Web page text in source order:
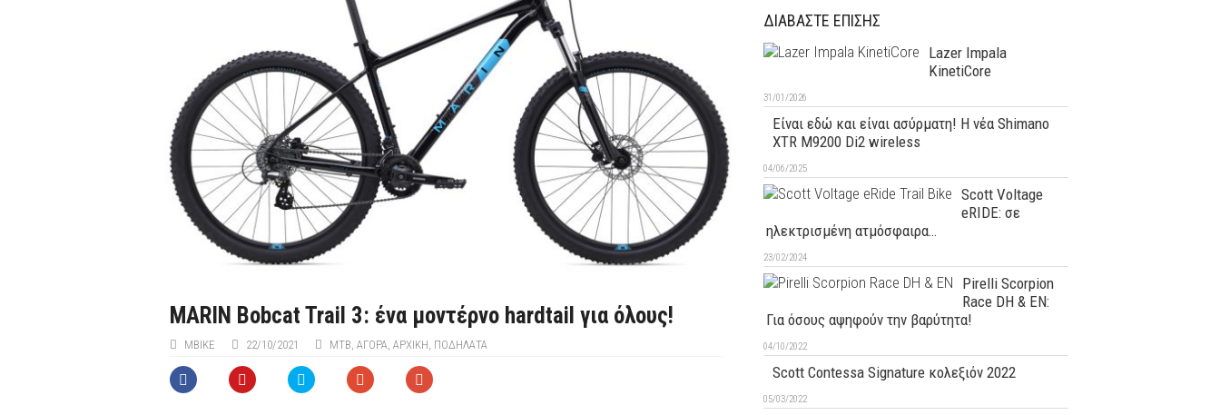
MARIN Bobcat Trail 3: ένα μοντέρνο hardtail για όλους!
ΜΒIKE 22/10/2021 MTB ΑΓΟΡΑ ΑΡΧΙΚΉ ΠΟΔΉΛΑΤΑ
ΔΙΑΒΑΣΤΕ ΕΠΙΣΗΣ
Lazer Impala
KinetiCore
31/01/2026
Είναι εδώ και είναι ασύρματη! Η νέα Shimano
XTR M9200 Di2 wireless
04/06/2025
Scott Voltage
eRIDE: σε
ηλεκτρισμένη ατμόσφαιρα…
23/02/2024
Pirelli Scorpion
Race DH & EN:
Για όσους αψηφούν την βαρύτητα!
04/10/2022
Scott Contessa Signature κολεξιόν 2022
05/03/2022